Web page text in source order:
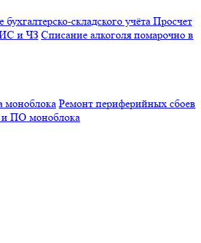
бухгалтерско-складского учёта Просчет
и ЧЗ Списание алкоголя помарочно в
моноблока Ремонт периферийных сбоев
ПО моноблока